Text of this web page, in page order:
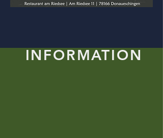
INFORMATION